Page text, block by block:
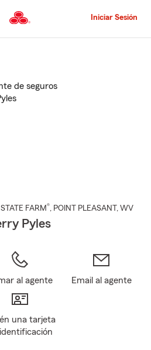
al
principal
Iniciar Sesión
FARM®, POINT PLEASANT , WV
Pyles
al agente Email al agente
una tarjeta